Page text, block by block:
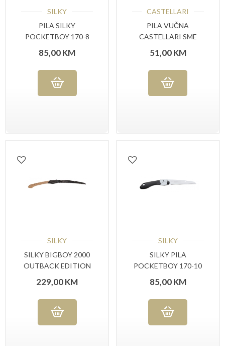
SILKY
PILA SILKY
POCKETBOY 170-8
85,00KM
CASTELLARI
PILA VUČNA
CASTELLARI SME
51,00KM
SILKY
SILKY BIGBOY 2000
OUTBACK EDITION
229,00KM
SILKY
SILKY PILA
POCKETBOY 170-10
85,00KM